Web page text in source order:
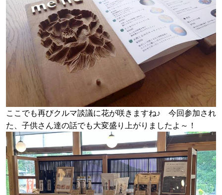
ここでも再びクルマ談議に花が咲きますね♪ 今回参加され
た、子供さん達の話でも大変盛り上がりましたよ～！